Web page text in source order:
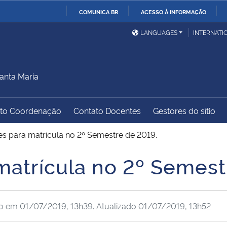
COMUNICA BR ACESSO À INFORMAÇÃO
Ministério da Defesa
Ministério das Relações
Exteriores
Ministério do
Desenvolvimento Regional
Controladoria-Geral da
União
Advocacia-Geral da União Banco Central do Brasil
LANGUAGES
Maria
Coordenação Contato Docentes Gestores do sítio
para matrícula no 2º Semestre de 2019.
no 2º
em 01/07/2019, 13h39. Atualizado 01/07/2019, 13h52